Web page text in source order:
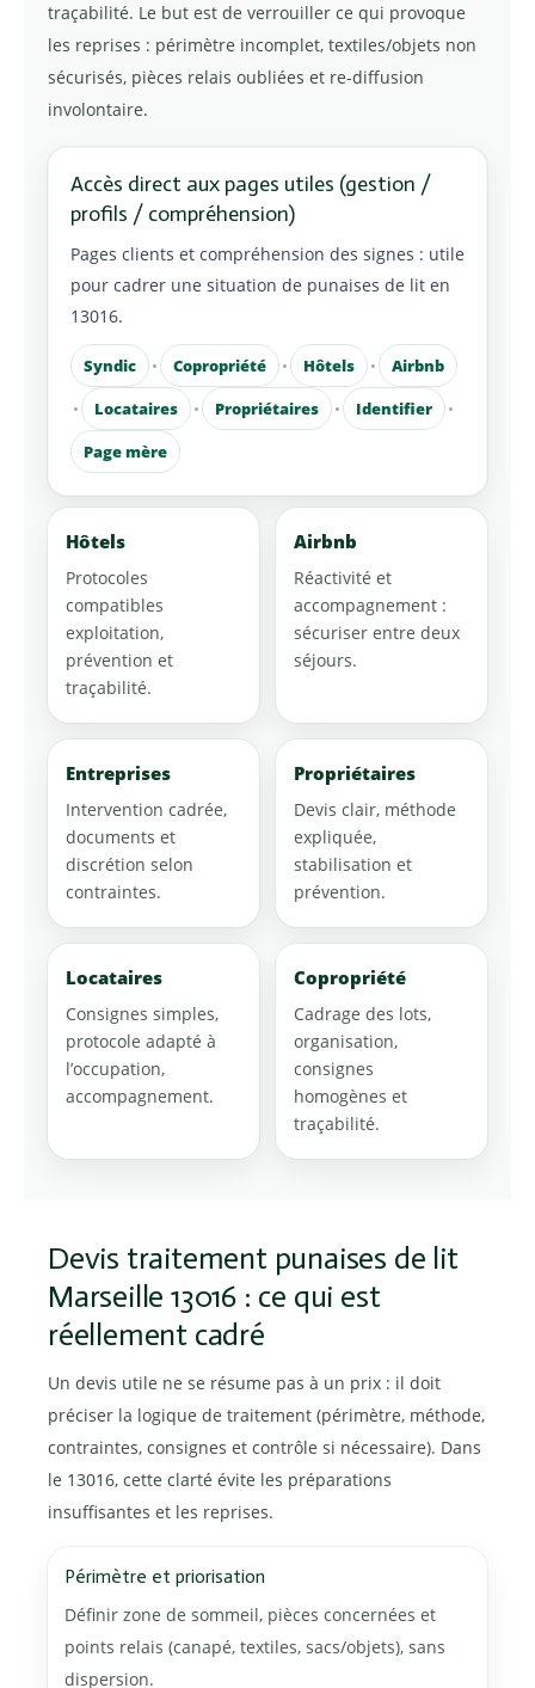
traçabilité. Le but est de verrouiller ce qui provoque
les reprises : périmètre incomplet, textiles/objets non
sécurisés, pièces relais oubliées et re-diffusion
involontaire.
Accès direct aux pages utiles (gestion /
profils / compréhension)
Pages clients et compréhension des signes : utile
pour cadrer une situation de punaises de lit en
13016.
Syndic • Copropriété • Hôtels •
Airbnb
•
Locataires • Propriétaires • Identifier
•
Page mère
Hôtels
Protocoles
compatibles
exploitation,
prévention et
traçabilité.
Airbnb
Réactivité et
accompagnement :
sécuriser entre deux
séjours.
Entreprises
Intervention cadrée,
documents et
discrétion selon
contraintes.
Propriétaires
Devis clair, méthode
expliquée,
stabilisation et
prévention.
Locataires
Consignes simples,
protocole adapté à
l’occupation,
accompagnement.
Copropriété
Cadrage des lots,
organisation,
consignes
homogènes et
traçabilité.
Devis traitement punaises de lit
Marseille 13016 : ce qui est
réellement cadré
Un devis utile ne se résume pas à un prix : il doit
préciser la logique de traitement (périmètre, méthode,
contraintes, consignes et contrôle si nécessaire). Dans
le 13016, cette clarté évite les préparations
insuffisantes et les reprises.
Périmètre et priorisation
Définir zone de sommeil, pièces concernées et
points relais (canapé, textiles, sacs/objets), sans
dispersion.